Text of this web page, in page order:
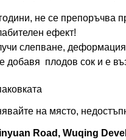
не се препоръчва
ефект!
слепване,
добавя плодов сок и е
на място,
Road, Wuqing